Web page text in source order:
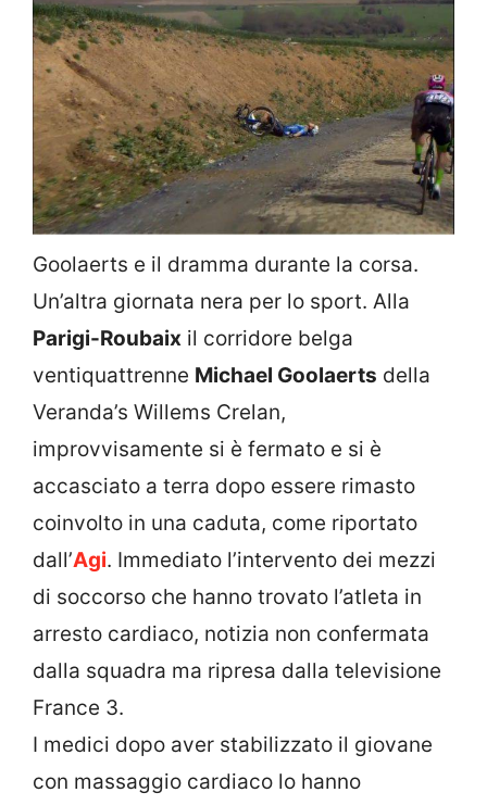
Goolaerts e il dramma durante la corsa.
Un’altra giornata nera per lo sport. Alla
Parigi-Roubaix il corridore belga
ventiquattrenne Michael Goolaerts della
Veranda’s Willems Crelan,
improvvisamente si è fermato e si è
accasciato a terra dopo essere rimasto
coinvolto in una caduta, come riportato
dall’Agi. Immediato l’intervento dei mezzi
di soccorso che hanno trovato l’atleta in
arresto cardiaco, notizia non confermata
dalla squadra ma ripresa dalla televisione
France 3.
I medici dopo aver stabilizzato il giovane
con massaggio cardiaco lo hanno